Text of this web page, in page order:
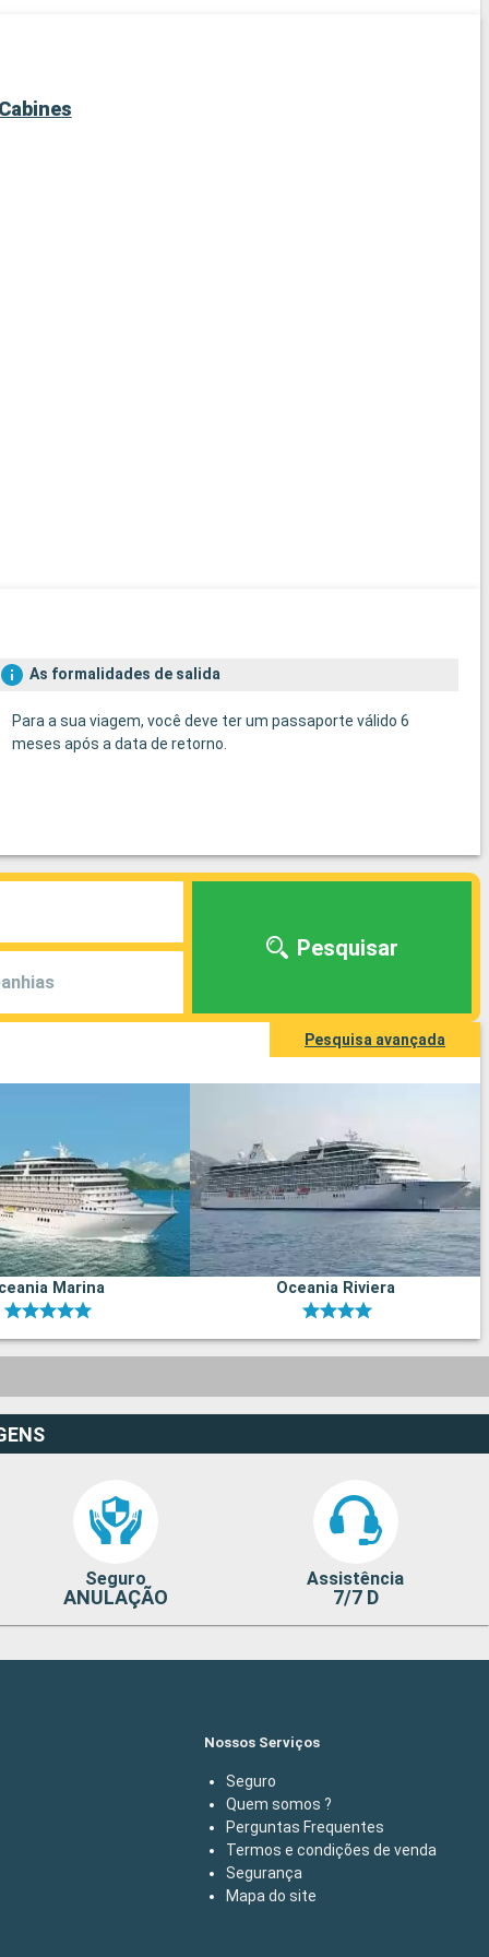
Cabines
As formalidades de salida
Para a sua viagem, você deve ter um passaporte válido 6
meses após a data de retorno.
Pesquisar
Pesquisa avançada
Marina Oceania Riviera
Seguro
ANULAÇÃO
Assistência
7/7 D
Nossos Serviços
Seguro
Quem somos ?
Perguntas Frequentes
Termos e condições de venda
Segurança
Mapa do site